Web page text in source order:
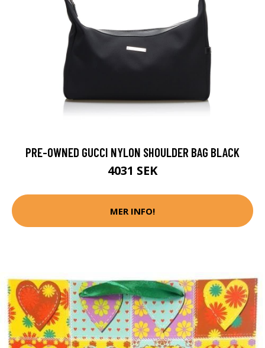
PRE-OWNED GUCCI NYLON SHOULDER BAG BLACK
4031 SEK
MER INFO!